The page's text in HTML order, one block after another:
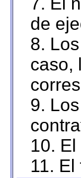
de
8.
caso,
9.
10.
11. El